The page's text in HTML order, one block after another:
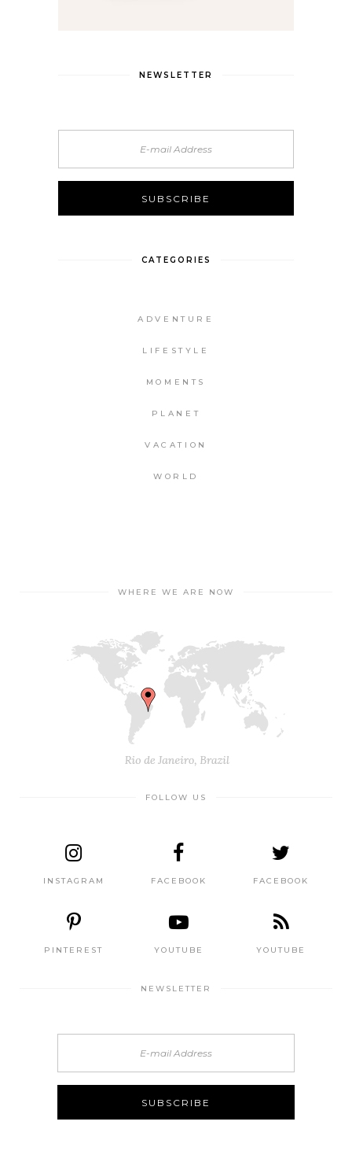
NEWSLETTER
CATEGORIES
ADVENTURE
LIFESTYLE
MOMENTS
PLANET
VACATION
WORLD
WHERE WE ARE NOW
FOLLOW US
INSTAGRAM
PINTEREST
FACEBOOK
YOUTUBE
FACEBOOK
YOUTUBE
NEWSLETTER